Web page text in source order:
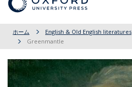
ホーム English & Old English literatures
Greenmantle